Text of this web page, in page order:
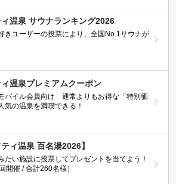
温泉 サウナランキング2026
きユーザーの投票により、全国No.1サウナが
温泉プレミアムクーポン
バイル会員向け 通常よりもお得な「特別価
気の温泉を満喫できる！
ティ温泉 百名湯2026】
たい施設に投票してプレゼントを当てよう！
開催 / 合計260名様）